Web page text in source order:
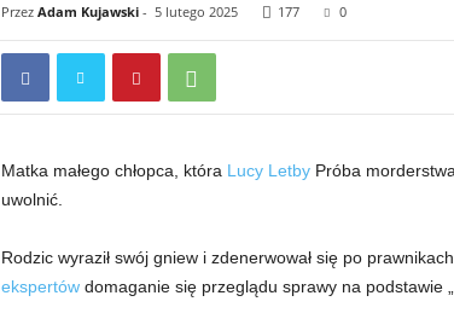
Przez Adam Kujawski- 5 lutego 2025 177 0
Matka małego chłopca, która Lucy LetbyPróba
uwolnić.
Rodzic wyraził swój gniew i zdenerwował się po
ekspertówdomaganie się przeglądu sprawy na podstawie